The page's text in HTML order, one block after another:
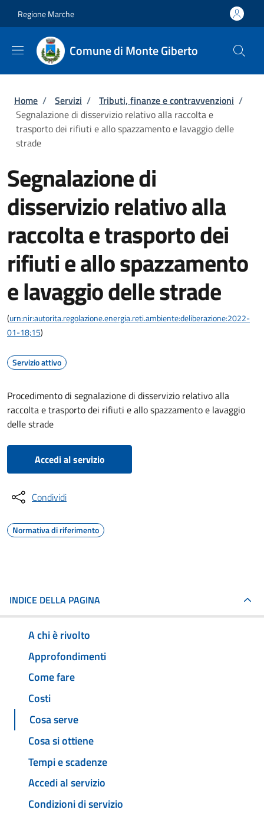
Regione Marche
Comune di Monte Giberto
Briciole di pane
Home / Servizi / Tributi, finanze e contravvenzioni /
Segnalazione di disservizio relativo alla raccolta e
trasporto dei rifiuti e allo spazzamento e lavaggio delle
strade
Segnalazione di
disservizio relativo alla
raccolta e trasporto dei
rifiuti e allo spazzamento
e lavaggio delle strade
(urn:nir:autorita.regolazione.energia.reti.ambiente:deliberazione:2022-
01-18;15)
Servizio attivo
Procedimento di segnalazione di disservizio relativo alla
raccolta e trasporto dei rifiuti e allo spazzamento e lavaggio
delle strade
Accedi al servizio
Condividi
Normativa di riferimento
INDICE DELLA PAGINA
A chi è rivolto
Approfondimenti
Come fare
Costi
Cosa serve
Cosa si ottiene
Tempi e scadenze
Accedi al servizio
Condizioni di servizio